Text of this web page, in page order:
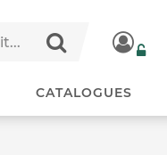
CATALOGUES